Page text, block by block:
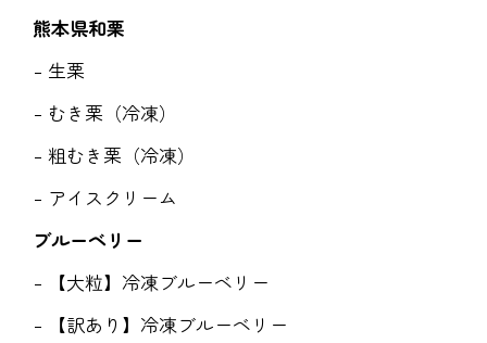
熊本県和栗
生栗
むき栗（冷凍）
粗むき栗（冷凍）
アイスクリーム
ブルーベリー
【大粒】冷凍ブルーベリー
【訳あり】冷凍ブルーベリー